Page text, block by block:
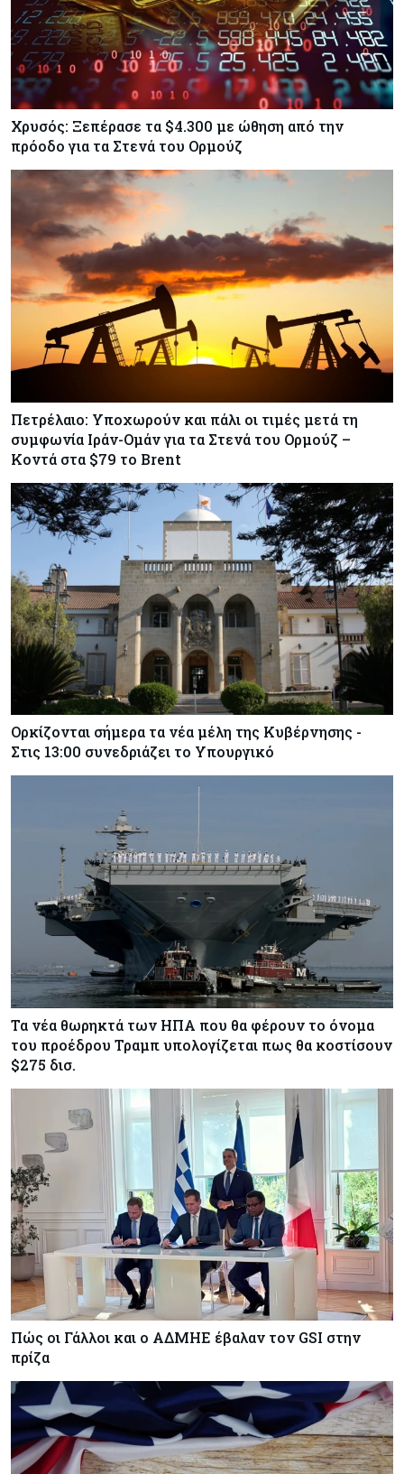
Τον Σεπτέμβριο αρχίζει ο διάλογος για τις άδειες
ασθενείας στο Δημόσιο
Κόσμος 05-08-2026
Η Ρωσία επεκτείνει τον «σκιώδη» στόλο LNG
ενόψει των νέων ευρωπαϊκών κυρώσεων
Κόσμος 05-08-2026
Τζεφ Μπέζος και Λεονάρντο Ντι Κάπριο
ενώνουν τις δυνάμεις τους σε deal μαμούθ $200
εκατ.
Tech 05-08-2026
Τεχνητή Νοημοσύνη: Η Alibaba λανσάρει το
Qwen3.8-Max με προηγμένες δυνατότητες
προγραμματισμού
Χρυσός: Ξεπέρασε τα $4.300 με ώθηση από την
πρόοδο για τα Στενά του Ορμούζ
Πετρέλαιο: Υποχωρούν και πάλι οι τιμές μετά τη
συμφωνία Ιράν-Ομάν για τα Στενά του Ορμούζ –
Κοντά στα $79 το Brent
Ορκίζονται σήμερα τα νέα μέλη της Κυβέρνησης -
Στις 13:00 συνεδριάζει το Υπουργικό
Τα νέα θωρηκτά των ΗΠΑ που θα φέρουν το όνομα
του προέδρου Τραμπ υπολογίζεται πως θα κοστίσουν
$275 δισ.
Πώς οι Γάλλοι και ο ΑΔΜΗΕ έβαλαν τον GSI στην
πρίζα